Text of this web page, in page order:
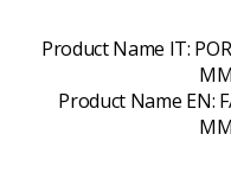
Product Name IT:
Product Name EN: